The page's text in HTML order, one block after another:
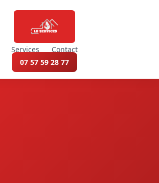
Services
Contact
07 57 59 28 77